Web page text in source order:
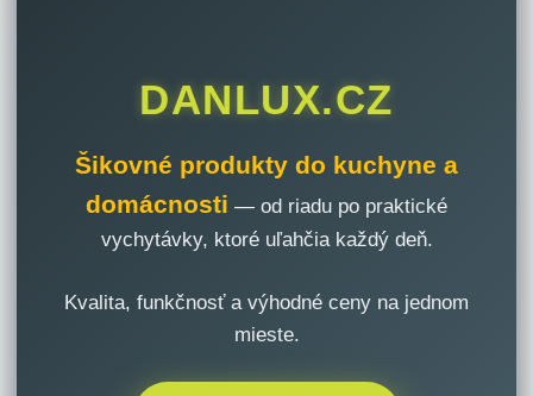
DANLUX.CZ
Šikovné produkty do kuchyne a
domácnosti — od riadu po praktické
vychytávky, ktoré uľahčia každý deň.
Kvalita, funkčnosť a výhodné ceny na jednom
mieste.